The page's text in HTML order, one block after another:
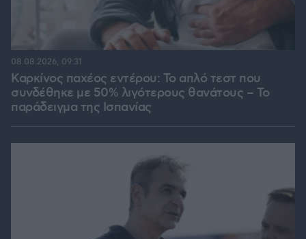
Καρκίνος παχέος εντέρου: Το απλό τεστ που
συνδέθηκε με 50% λιγότερους θανάτους – Το
παράδειγμα της Ισπανίας
08.08.2026, 09:31